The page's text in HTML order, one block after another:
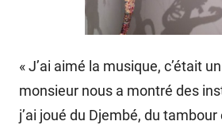
« J’ai aimé la musique, c’était
monsieur nous a montré des
j’ai joué du Djembé, du